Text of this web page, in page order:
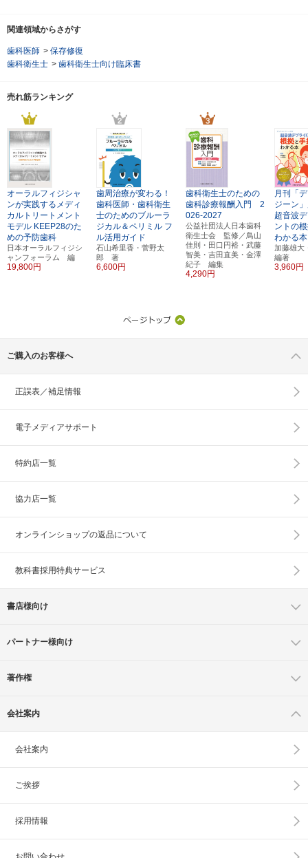
関連領域からさがす
歯科医師 > 保存修復
歯科衛生士 > 歯科衛生士向け臨床書
売れ筋ランキング
オーラルフィジシャ
ンが実践するメディ
カルトリートメント
モデル KEEP28のた
めの予防歯科
日本オーラルフィジシ
ャンフォーラム 編
19,800円
歯周治療が変わる！
歯科医師・歯科衛生
士のためのブルーラ
ジカル＆ペリミル フ
ル活用ガイド
石山希里香・菅野太
郎 著
6,600円
歯科衛生士のための
歯科診療報酬入門 2
026-2027
公益社団法人日本歯科
衛生士会 監修／鳥山
佳則・田口円裕・武藤
智美・吉田直美・金澤
紀子 編集
4,290円
月刊「
ジーン
超音波
ントの
わかる本
加藤雄
編著
3,960円
ご購入のお客様へ
正誤表／補足情報
電子メディアサポート
特約店一覧
協力店一覧
オンラインショップの返品について
教科書採用特典サービス
書店様向け
パートナー様向け
著作権
会社案内
会社案内
ご挨拶
採用情報